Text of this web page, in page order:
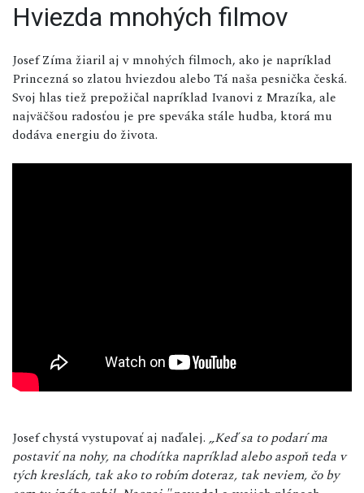
Hviezda mnohých filmov
Josef Zíma žiaril aj v mnohých filmoch, ako je napríklad
Princezná so zlatou hviezdou alebo Tá naša pesnička česká.
Svoj hlas tiež prepožičal napríklad Ivanovi z Mrazíka, ale
najväčšou radosťou je pre speváka stále hudba, ktorá mu
dodáva energiu do života.
Josef chystá vystupovať aj naďalej. „Keď sa to podarí ma
postaviť na nohy, na chodítka napríklad alebo aspoň teda v
tých kreslách, tak ako to robím doteraz, tak neviem, čo by